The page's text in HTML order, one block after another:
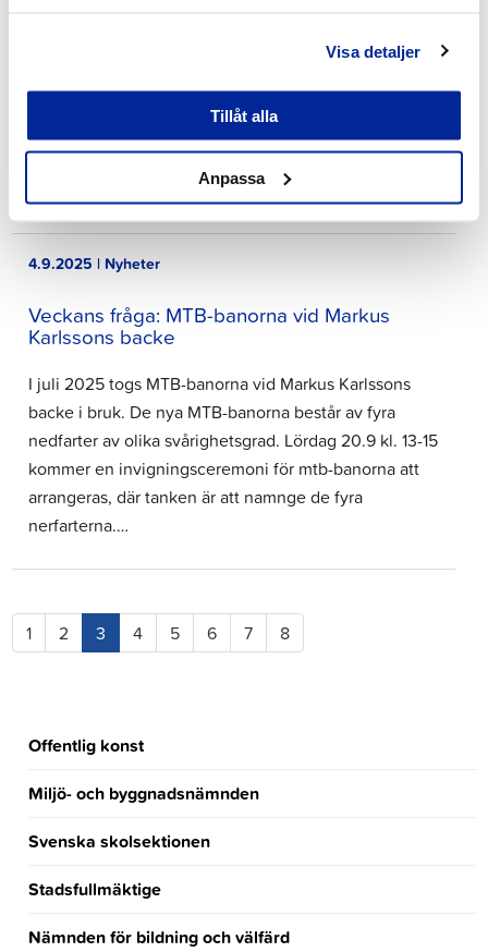
Visa detaljer
Tillåt alla
Anpassa
höst. Lördagen den 25 oktober 2025 kl. 9.30–11.30
morgondagen i bibliotekets läsesal. På forumet
behandlas anpassning…
4.9.2025 | Nyheter
Veckans fråga: MTB-banorna vid Markus
Karlssons backe
I juli 2025 togs MTB-banorna vid Markus Karlssons
backe i bruk. De nya MTB-banorna består av fyra
nedfarter av olika svårighetsgrad. Lördag 20.9 kl. 13-15
kommer en invigningsceremoni för mtb-banorna att
arrangeras, där tanken är att namnge de fyra
nerfarterna.…
1 2 3 (current)
4 5 6 7 8
Offentlig konst
Miljö- och byggnadsnämnden
Svenska skolsektionen
Stadsfullmäktige
Nämnden för bildning och välfärd